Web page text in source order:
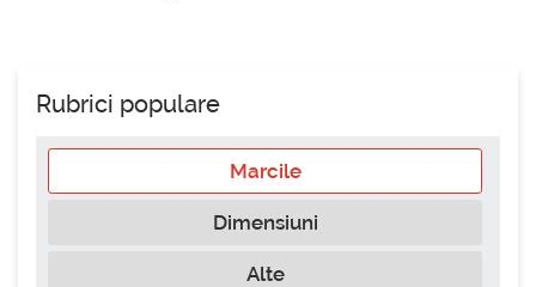
Rubrici populare
Marcile
Dimensiuni
Alte